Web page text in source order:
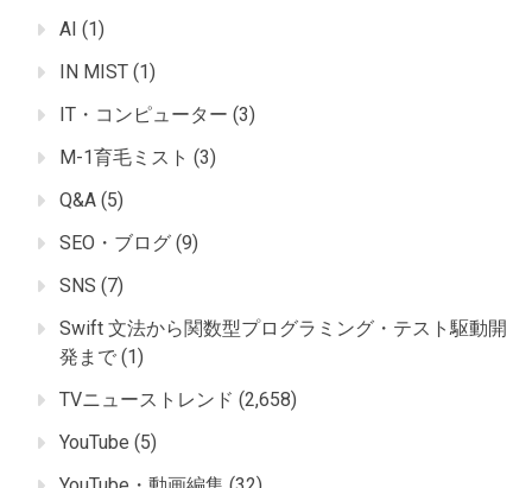
AI (1)
IN MIST (1)
IT・コンピューター (3)
M-1育毛ミスト (3)
Q&A (5)
SEO・ブログ (9)
SNS (7)
Swift 文法から関数型プログラミング・テスト駆動開
発まで (1)
TVニューストレンド (2,658)
YouTube (5)